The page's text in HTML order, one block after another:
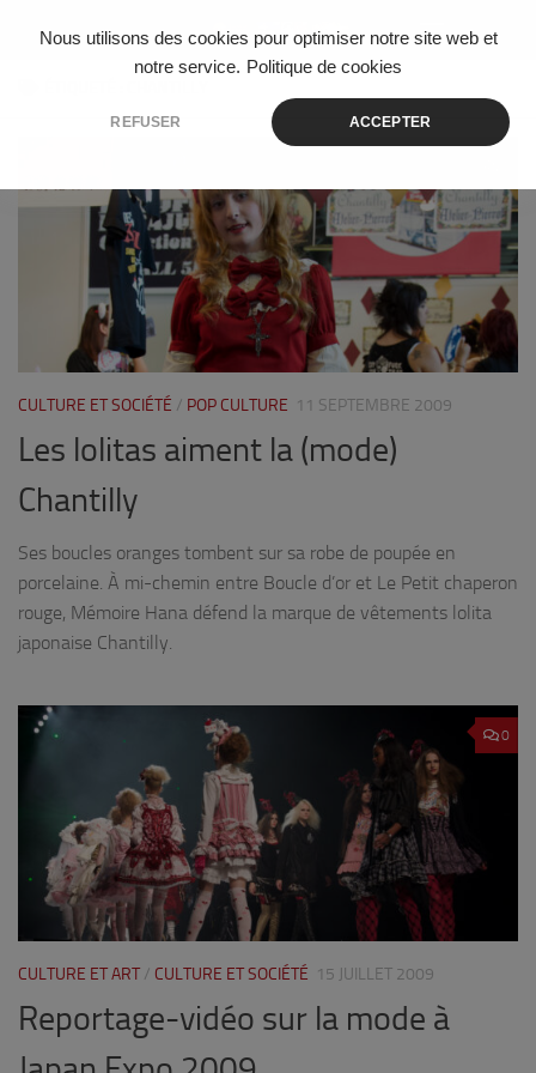
Nous utilisons des cookies pour optimiser notre site web et
notre service. Politique de cookies
REFUSER ACCEPTER
Skip to content
CULTURE ET SOCIÉTÉ / POP CULTURE 11 SEPTEMBRE 2009
Les lolitas aiment la (mode)
Chantilly
Ses boucles oranges tombent sur sa robe de poupée en
porcelaine. À mi-chemin entre Boucle d’or et Le Petit chaperon
rouge, Mémoire Hana défend la marque de vêtements lolita
japonaise Chantilly.
0
CULTURE ET ART / CULTURE ET SOCIÉTÉ 15 JUILLET 2009
Reportage-vidéo sur la mode à